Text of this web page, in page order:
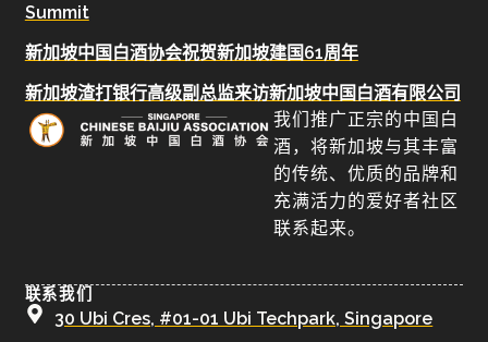
Summit
新加坡中国白酒协会祝贺新加坡建国61周年
新加坡渣打银行高级副总监来访新加坡中国白酒有限公司
我们推广正宗的中国白
酒，将新加坡与其丰富
的传统、优质的品牌和
充满活力的爱好者社区
联系起来。
联系我们
30 Ubi Cres, #01-01 Ubi Techpark, Singapore